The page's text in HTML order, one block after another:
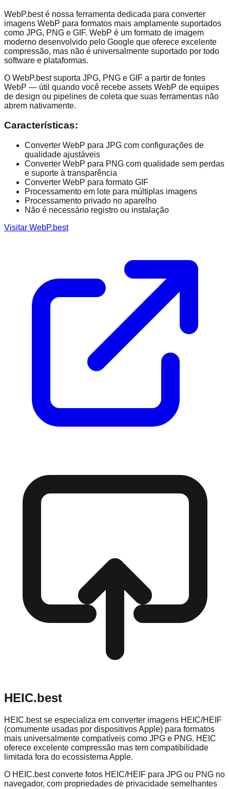
WebP.best é nossa ferramenta dedicada para converter
imagens WebP para formatos mais amplamente suportados
como JPG, PNG e GIF. WebP é um formato de imagem
moderno desenvolvido pelo Google que oferece excelente
compressão, mas não é universalmente suportado por todo
software e plataformas.
O WebP.best suporta JPG, PNG e GIF a partir de fontes
WebP — útil quando você recebe assets WebP de equipes
de design ou pipelines de coleta que suas ferramentas não
abrem nativamente.
Características:
Converter WebP para JPG com configurações de
qualidade ajustáveis
Converter WebP para PNG com qualidade sem perdas
e suporte à transparência
Converter WebP para formato GIF
Processamento em lote para múltiplas imagens
Processamento privado no aparelho
Não é necessário registro ou instalação
Visitar WebP.best
HEIC.best
HEIC.best se especializa em converter imagens HEIC/HEIF
(comumente usadas por dispositivos Apple) para formatos
mais universalmente compatíveis como JPG e PNG. HEIC
oferece excelente compressão mas tem compatibilidade
limitada fora do ecossistema Apple.
O HEIC.best converte fotos HEIC/HEIF para JPG ou PNG no
navegador, com propriedades de privacidade semelhantes